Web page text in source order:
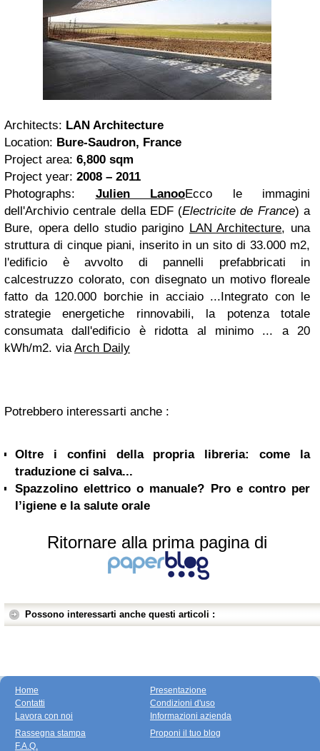
Architects: LAN Architecture
Location: Bure-Saudron, France
Project area: 6,800 sqm
Project year: 2008 – 2011
Photographs: Julien LanooEcco le immagini
dell'Archivio centrale della EDF (Electricite de France) a
Bure, opera dello studio parigino LAN Architecture, una
struttura di cinque piani, inserito in un sito di 33.000 m2,
l'edificio è avvolto di pannelli prefabbricati in
calcestruzzo colorato, con disegnato un motivo floreale
fatto da 120.000 borchie in acciaio ...Integrato con le
strategie energetiche rinnovabili, la potenza totale
consumata dall'edificio è ridotta al minimo ... a 20
kWh/m2. viaArch Daily
Potrebbero interessarti anche :
Oltre i confini della propria libreria: come la
traduzione ci salva...
Spazzolino elettrico o manuale? Pro e contro per
l’igiene e la salute orale
Ritornare alla prima pagina di
Possono interessarti anche questi articoli :
Home
Contatti
Lavora con noi
Presentazione
Condizioni d'uso
Informazioni azienda
Rassegna stampa
F.A.Q.
Proponi il tuo blog